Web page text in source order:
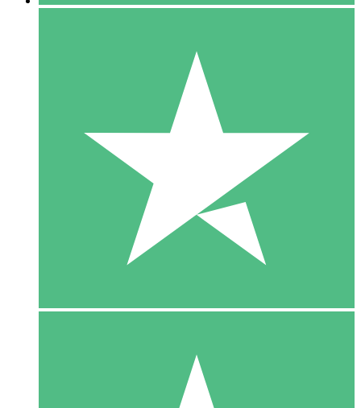
10 Descargas
20 00